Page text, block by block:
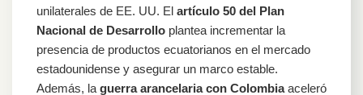
unilaterales de EE. UU. El artículo 50 del Plan
Nacional de Desarrollo plantea incrementar la
presencia de productos ecuatorianos en el mercado
estadounidense y asegurar un marco estable.
Además, la guerra arancelaria con Colombiaaceleró